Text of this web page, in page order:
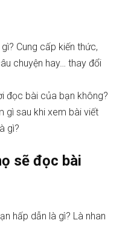
Cung cấp kiến thức,
chuyện hay… thay đổi
đọc bài của bạn không?
gì sau khi xem bài viết
gì?
sẽ đọc bài
hấp dẫn là gì? Là nhan